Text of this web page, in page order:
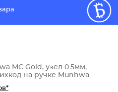
MC Gold, узел 0.5мм,
на ручке Munhwa